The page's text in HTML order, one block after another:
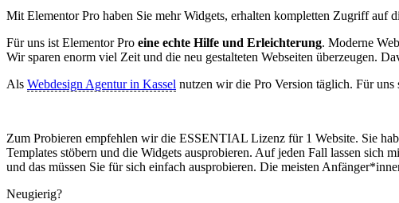
Mit Elementor Pro haben Sie mehr Widgets, erhalten kompletten Zugriff auf
Für uns ist Elementor Pro eine echte Hilfe und Erleichterung. Moderne
Wir sparen enorm viel Zeit und die neu gestalteten Webseiten überzeugen.
Als Webdesign Agentur in Kassel nutzen wir die Pro Version täglich. Für
Zum Probieren empfehlen wir die ESSENTIAL Lizenz für 1 Website. Sie
Templates stöbern und die Widgets ausprobieren. Auf jeden Fall lassen
und das müssen Sie für sich einfach ausprobieren. Die meisten
Neugierig?